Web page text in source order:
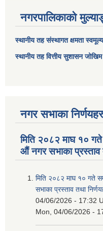
नगरपालिकाको
स्थानीय तह संस्थागत क्षमता
स्थानीय तह वित्तीय सुशासन
नगर सभाका
मिति २०८२ माघ १०
औं नगर सभाका प्रस्ताव
मिति २०८२ माघ १० गते
सभाका प्रस्ताव तथा
04/06/2026 - 17:32
Mon, 04/06/2026 -